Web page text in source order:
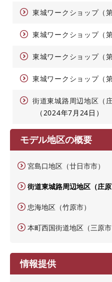
東城ワークショップ（第
東城ワークショップ（第
東城ワークショップ（第
東城ワークショップ（第
街道東城路周辺地区（
2024年7月24日
モデル地区の概要
宮島口地区（廿日市市）
街道東城路周辺地区（庄原
忠海地区（竹原市）
本町西国街道地区（三原市
情報提供